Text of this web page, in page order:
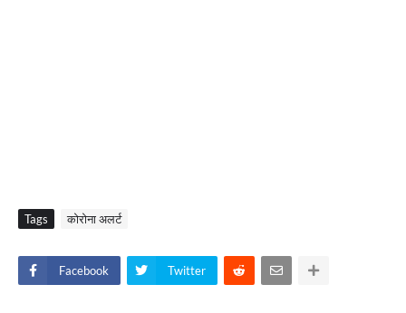
Tags कोरोना अलर्ट
Facebook Twitter